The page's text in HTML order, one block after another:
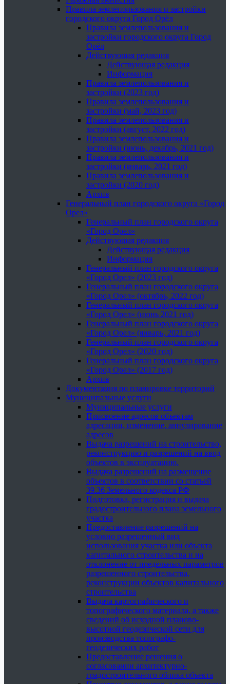
Правила землепользования и застройки
городского округа Город Орёл
Правила землепользования и
застройки городского округа Город
Орёл
Действующая редакция
Действующая редакция
Информация
Правила землепользования и
застройки (2023 год)
Правила землепользования и
застройки (май, 2023 год)
Правила землепользования и
застройки (август, 2022 год)
Правила землепользования и
застройки (июнь, декабрь, 2021 год)
Правила землепользования и
застройки (январь, 2021 год)
Правила землепользования и
застройки (2020 год)
Архив
Генеральный план городского округа «Город
Орел»
Генеральный план городского округа
«Город Орел»
Действующая редакция
Действующая редакция
Информация
Генеральный план городского округа
«Город Орел» (2023 год)
Генеральный план городского округа
«Город Орел» (октябрь, 2022 год)
Генеральный план городского округа
«Город Орел» (июнь 2021 год)
Генеральный план городского округа
«Город Орел» (январь, 2021 год)
Генеральный план городского округа
«Город Орел» (2020 год)
Генеральный план городского округа
«Город Орел» (2017 год)
Архив
Документация по планировке территорий
Муниципальные услуги
Муниципальные услуги
Присвоение адресов объектам
адресации, изменение, аннулирование
адресов
Выдача разрешений на строительство,
реконструкцию и разрешений на ввод
объектов в эксплуатацию.
Выдача разрешений на размещение
объектов в соответствии со статьей
39.36 Земельного кодекса РФ
Подготовка, регистрация и выдача
градостроительного плана земельного
участка
Предоставление разрешений на
условно разрешенный вид
использования участка или объекта
капитального строительства и на
отклонение от предельных параметров
разрешенного строительства,
реконструкции объектов капитального
строительства
Выдача картографического и
топографического материала, а также
сведений об исходной планово-
высотной геодезической сети для
производства топографо-
геодезических работ
Предоставление решения о
согласовании архитектурно-
градостроительного облика объекта